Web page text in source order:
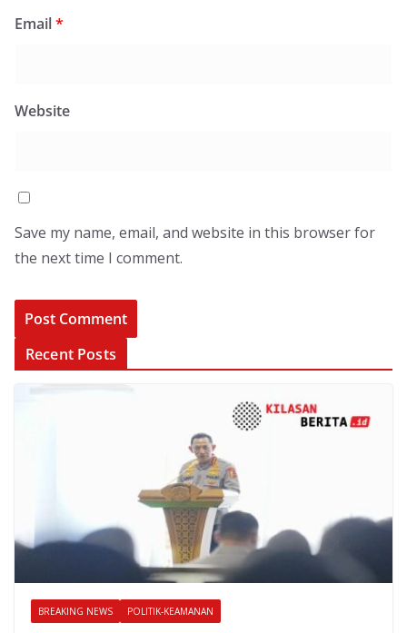
Email*
Website
Save my name, email, and website in this browser for
the next time I comment.
Recent Posts
BREAKING NEWS POLITIK-KEAMANAN